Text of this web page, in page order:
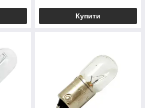
Купити